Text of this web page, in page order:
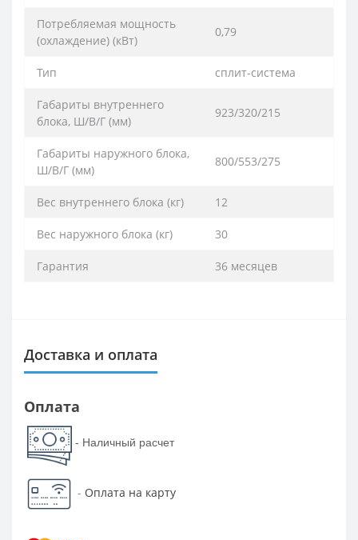
Потребляемая мощность
(охлаждение) (кВт)
0,79
Тип сплит-система
Габариты внутреннего
блока, Ш/В/Г (мм)
923/320/215
Габариты наружного блока,
Ш/В/Г (мм)
800/553/275
Вес внутреннего блока (кг) 12
Вес наружного блока (кг) 30
Гарантия 36 месяцев
Доставка и оплата
Оплата
- Наличный расчет
- Оплата на карту